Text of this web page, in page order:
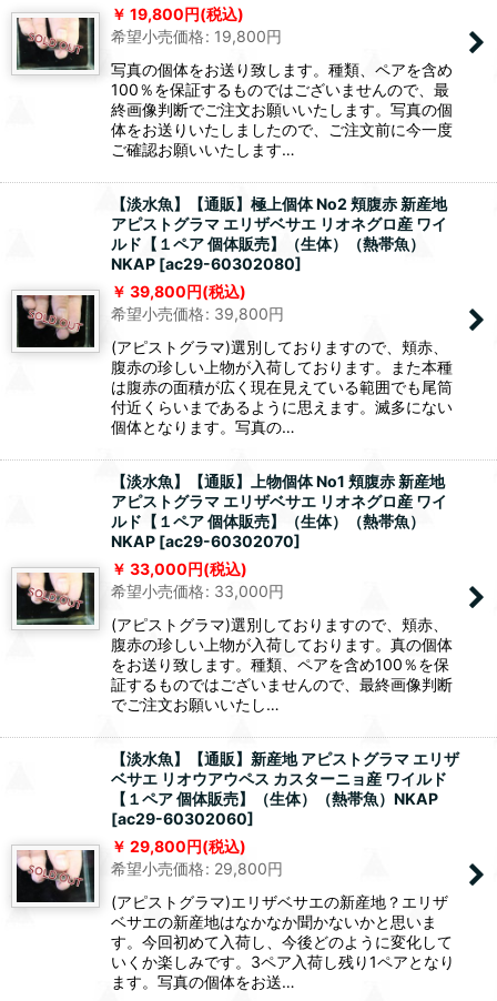
19,800円(税込)
希望小売価格: 19,800円
写真の個体をお送り致します。種類、ペアを含め
100％を保証するものではございませんので、最
終画像判断でご注文お願いいたします。写真の個
体をお送りいたしましたので、ご注文前に今一度
ご確認お願いいたします…
【淡水魚】【通販】極上個体 No2 頬腹赤 新産地
アピストグラマ エリザベサエ リオネグロ産 ワイ
ルド【１ペア 個体販売】（生体）（熱帯魚）
NKAP [ac29-60302080]
39,800円(税込)
希望小売価格: 39,800円
(アピストグラマ)選別しておりますので、頬赤、
腹赤の珍しい上物が入荷しております。また本種
は腹赤の面積が広く現在見えている範囲でも尾筒
付近くらいまであるように思えます。滅多にない
個体となります。写真の…
【淡水魚】【通販】上物個体 No1 頬腹赤 新産地
アピストグラマ エリザベサエ リオネグロ産 ワイ
ルド【１ペア 個体販売】（生体）（熱帯魚）
NKAP [ac29-60302070]
33,000円(税込)
希望小売価格: 33,000円
(アピストグラマ)選別しておりますので、頬赤、
腹赤の珍しい上物が入荷しております。真の個体
をお送り致します。種類、ペアを含め100％を保
証するものではございませんので、最終画像判断
でご注文お願いいたし…
【淡水魚】【通販】新産地 アピストグラマ エリザ
ベサエ リオウアウペス カスターニョ産 ワイルド
【１ペア 個体販売】（生体）（熱帯魚）NKAP
[ac29-60302060]
29,800円(税込)
希望小売価格: 29,800円
(アピストグラマ)エリザベサエの新産地？エリザ
ベサエの新産地はなかなか聞かないかと思いま
す。今回初めて入荷し、今後どのように変化して
いくか楽しみです。3ペア入荷し残り1ペアとなり
ます。写真の個体をお送…